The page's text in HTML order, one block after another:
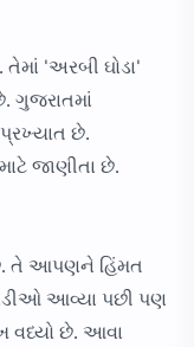
'અરબી ઘોડા'
ગુજરાતમાં
છે.
જાણીતા છે.
તે આપણને હિંમત
આવ્યા પછી પણ
વધ્યો છે. આવા